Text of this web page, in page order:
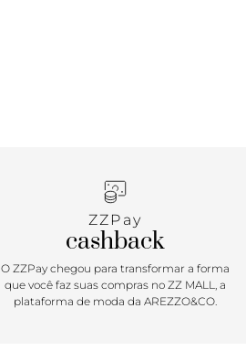
ZZPay
cashback
O ZZPay chegou para transformar a forma
que você faz suas compras no ZZ MALL, a
plataforma de moda da AREZZO&CO.